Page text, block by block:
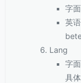
字
英
Lang
字
具